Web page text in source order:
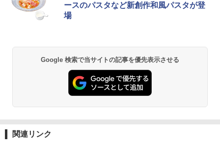
暮らし 二人暮らし フラットテーブル ス
チーム調理 自動メニュー19種搭載 角皿
シャープ 過熱水蒸気 オーブンレンジ 23
L 1段調理 ブラック RE-WF232-B シンプ
ル操作 コンパクト 一人暮らし 二人暮ら
し らくチン!（絶対湿度）センサー ノン
フライ調理 トースト スチームあたため
ースのパスタなど新創作和風パスタが登
場
Google 検索で当サイトの記事を優先表示させる
関連リンク